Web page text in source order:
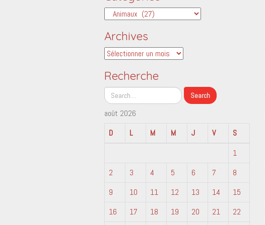
Catégories
Archives
Archives
Recherche
août 2026
D
L M M J V
S
1
2
3 4 5 6 7
8
9
10 11 12 13 14
15
16
17 18 19 20 21 22